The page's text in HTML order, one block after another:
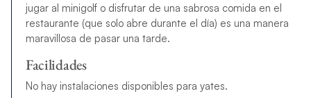
jugar al minigolf o disfrutar de una sabrosa comida en el
restaurante (que solo abre durante el día) es una manera
maravillosa de pasar una tarde.
Facilidades
No hay instalaciones disponibles para yates.